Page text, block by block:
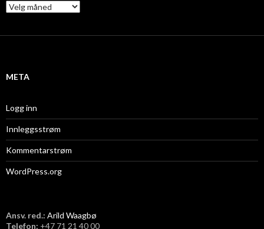
A
r
i
META
Logg inn
Innleggsstrøm
Kommentarstrøm
WordPress.org
Ansv. red.: Arild Waagbø
Telefon: ​+47 71 21 40 00